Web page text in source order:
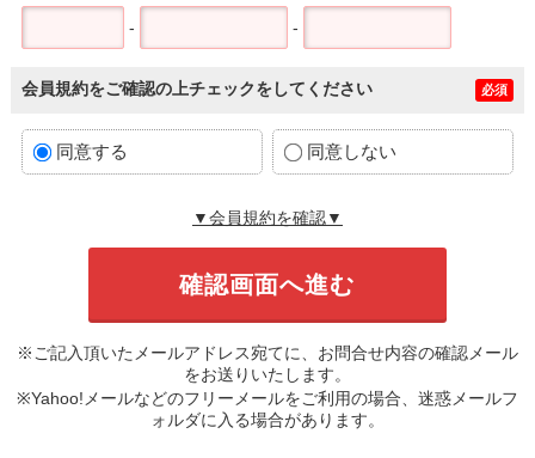
- -
会員規約をご確認の上チェックをしてください 必須
同意する 同意しない
▼会員規約を確認▼
※ご記入頂いたメールアドレス宛てに、お問合せ内容の確認メール
をお送りいたします。
※Yahoo!メールなどのフリーメールをご利用の場合、迷惑メールフ
ォルダに入る場合があります。